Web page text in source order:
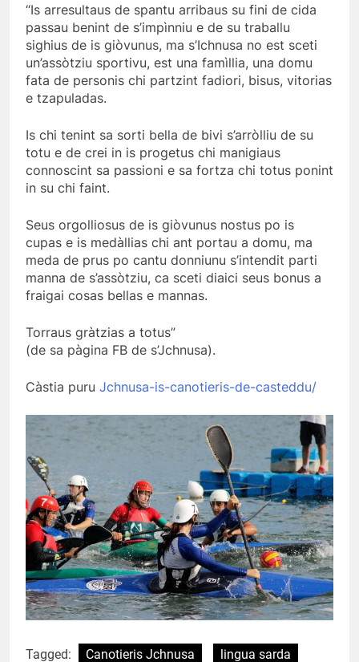
“Is arresultaus de spantu arribaus su fini de cida
passau benint de s’impìnniu e de su traballu
sighius de is giòvunus, ma s’Ichnusa no est sceti
un’assòtziu sportivu, est una famìllia, una domu
fata de personis chi partzint fadiori, bisus, vitorias
e tzapuladas.
Is chi tenint sa sorti bella de bivi s’arròlliu de su
totu e de crei in is progetus chi manigiaus
connoscint sa passioni e sa fortza chi totus ponint
in su chi faint.
Seus orgolliosus de is giòvunus nostus po is
cupas e is medàllias chi ant portau a domu, ma
meda de prus po cantu donniunu s’intendit parti
manna de s’assòtziu, ca sceti diaici seus bonus a
fraigai cosas bellas e mannas.
Torraus gràtzias a totus”
(de sa pàgina FB de s’Jchnusa).
Càstia puru Jchnusa-is-canotieris-de-casteddu/
Tagged: Canotieris Jchnusa lingua sarda